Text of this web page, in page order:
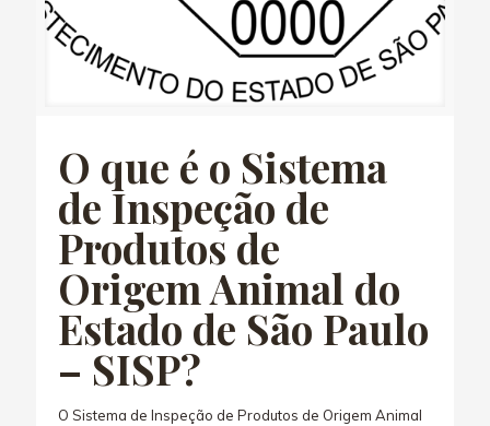
O que é o Sistema
de Inspeção de
Produtos de
Origem Animal do
Estado de São Paulo
– SISP?
O Sistema de Inspeção de Produtos de Origem Animal